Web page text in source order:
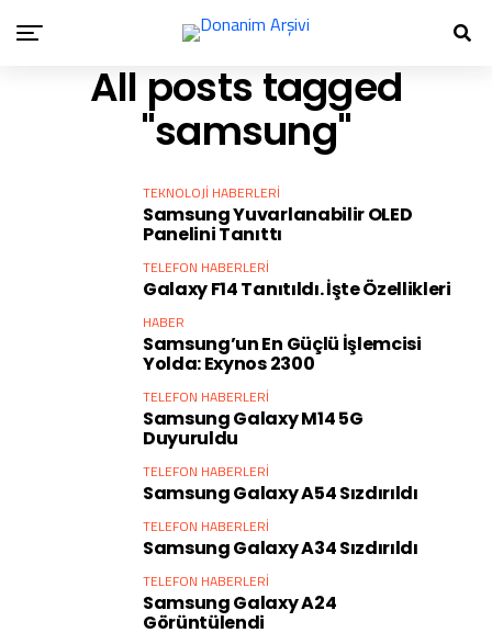
All posts tagged
"samsung"
TEKNOLOJI HABERLERI
Samsung Yuvarlanabilir OLED
Panelini Tanıttı
TELEFON HABERLERI
Galaxy F14 Tanıtıldı. İşte Özellikleri
HABER
Samsung’un En Güçlü İşlemcisi
Yolda: Exynos 2300
TELEFON HABERLERI
Samsung Galaxy M14 5G
Duyuruldu
TELEFON HABERLERI
Samsung Galaxy A54 Sızdırıldı
TELEFON HABERLERI
Samsung Galaxy A34 Sızdırıldı
TELEFON HABERLERI
Samsung Galaxy A24
Görüntülendi